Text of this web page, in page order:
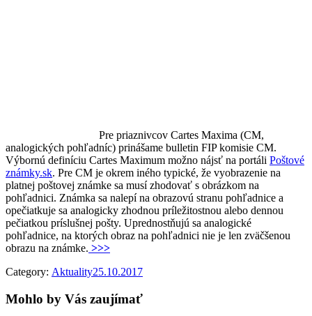
Pre priaznivcov Cartes Maxima (CM,
analogických pohľadníc) prinášame bulletin FIP komisie CM.
Výbornú definíciu Cartes Maximum možno nájsť na portáli Poštové
známky.sk. Pre CM je okrem iného typické, že vyobrazenie na
platnej poštovej známke sa musí zhodovať s obrázkom na
pohľadnici. Známka sa nalepí na obrazovú stranu pohľadnice a
opečiatkuje sa analogicky zhodnou príležitostnou alebo dennou
pečiatkou príslušnej pošty. Uprednostňujú sa analogické
pohľadnice, na ktorých obraz na pohľadnici nie je len zväčšenou
obrazu na známke. >>>
Category: Aktuality25.10.2017
Mohlo by Vás zaujímať